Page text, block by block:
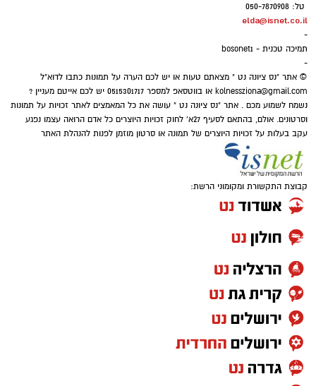
פייסבוק
שמעתם על "תיכון מגשימים" בנס ציונה?... הוא
קיים לפחות בסרט מצליח חדש המבוסס על
אופרת ראפ בשם הזה.
טל: 050-7870908
elda@isnet.co.il
-
תמיכה טכנית - bosonet1
-
© אתר "נס ציונה נט " מצאתם טעות או יש לכם הערה על תמונות כתבו לדוא"ל
kolnessziona@gmail.com
או בווטסאפ למספר 0515301717 יש לכם אייטם מעניין ?
נשמח לשמוע מכם . אתר "נס ציונה נט " עושה את כל המאמצים לאתר זכויות על תמונות
וסרטונים. אולם, בהתאם לסעיף 27א' לחוק זכויות היוצרים כל אדם הרואה עצמו נפגע
עקב בעלות על זכויות היוצרים של תמונה או סרטון מוזמן לפנות להנהלת האתר
קבוצת התקשורת ומקומוני הרשת: